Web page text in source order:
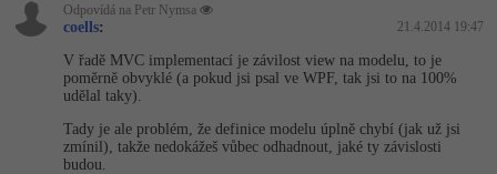
Odpovídá na Petr Nymsa
coells: 21.4.2014 19:47
V řadě MVC implementací je závilost view na modelu, to je
poměrně obvyklé (a pokud jsi psal ve WPF, tak jsi to na 100%
udělal taky).
Tady je ale problém, že definice modelu úplně chybí (jak už jsi
zmínil), takže nedokážeš vůbec odhadnout, jaké ty závislosti
budou.